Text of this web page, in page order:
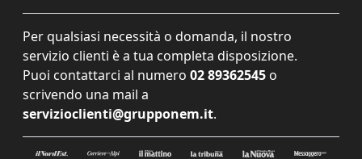
Per qualsiasi necessità o domanda, il nostro
servizio clienti è a tua completa disposizione.
Puoi contattarci al numero 02 89362545 o
scrivendo una mail a
servizioclienti@grupponem.it.